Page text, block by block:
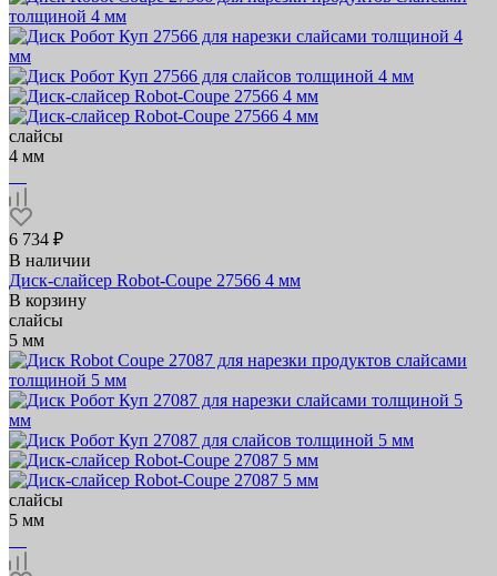
слайсы
4 мм
6 734 ₽
В наличии
Диск-слайсер Robot-Coupe 27566 4 мм
В корзину
слайсы
5 мм
слайсы
5 мм